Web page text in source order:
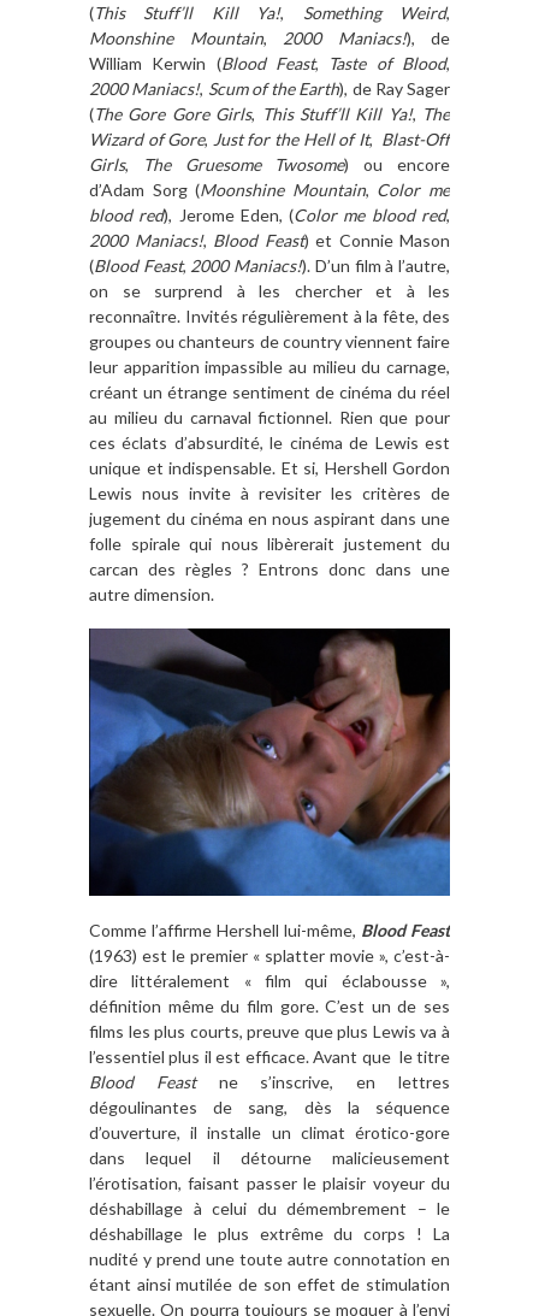
(This Stuff’ll Kill Ya!, Something Weird,
Moonshine Mountain, 2000 Maniacs!), de
William Kerwin (Blood Feast, Taste of Blood,
2000 Maniacs!, Scum of the Earth), de Ray Sager
(The Gore Gore Girls, This Stuff’ll Kill Ya!, The
Wizard of Gore, Just for the Hell of It, Blast-Off
Girls, The Gruesome Twosome) ou encore
d’Adam Sorg (Moonshine Mountain, Color me
blood red), Jerome Eden, (Color me blood red,
2000 Maniacs!, Blood Feast) et Connie Mason
(Blood Feast, 2000 Maniacs!). D’un film à l’autre,
on se surprend à les chercher et à les
reconnaître. Invités régulièrement à la fête, des
groupes ou chanteurs de country viennent faire
leur apparition impassible au milieu du carnage,
créant un étrange sentiment de cinéma du réel
au milieu du carnaval fictionnel. Rien que pour
ces éclats d’absurdité, le cinéma de Lewis est
unique et indispensable. Et si, Hershell Gordon
Lewis nous invite à revisiter les critères de
jugement du cinéma en nous aspirant dans une
folle spirale qui nous libèrerait justement du
carcan des règles ? Entrons donc dans une
autre dimension.
Comme l’affirme Hershell lui-même, Blood Feast
(1963) est le premier « splatter movie », c’est-à-
dire littéralement « film qui éclabousse »,
définition même du film gore. C’est un de ses
films les plus courts, preuve que plus Lewis va à
l’essentiel plus il est efficace. Avant que le titre
Blood Feastne s’inscrive, en lettres
dégoulinantes de sang, dès la séquence
d’ouverture, il installe un climat érotico-gore
dans lequel il détourne malicieusement
l’érotisation, faisant passer le plaisir voyeur du
déshabillage à celui du démembrement – le
déshabillage le plus extrême du corps ! La
nudité y prend une toute autre connotation en
étant ainsi mutilée de son effet de stimulation
sexuelle. On pourra toujours se moquer à l’envi